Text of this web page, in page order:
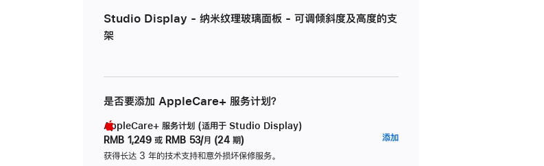
Studio Display - 纳米纹理玻璃面板 - 可调倾斜度及高度的支
架
是否要添加 AppleCare+ 服务计划？
AppleCare+ 服务计划 (适用于 Studio Display)
RMB 1,249 或 RMB 53/月 (24 期)
获得长达 3 年的技术支持和意外损坏保修服务。
添加